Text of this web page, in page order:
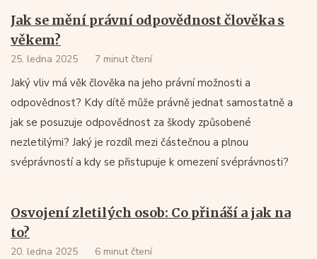
Jak se mění právní odpovědnost člověka s
věkem?
25. ledna 2025 7 minut čtení
Jaký vliv má věk člověka na jeho právní možnosti a
odpovědnost? Kdy dítě může právně jednat samostatně a
jak se posuzuje odpovědnost za škody způsobené
nezletilými? Jaký je rozdíl mezi částečnou a plnou
svéprávností a kdy se přistupuje k omezení svéprávnosti?
Osvojení zletilých osob: Co přináší a jak na
to?
20. ledna 2025 6 minut čtení